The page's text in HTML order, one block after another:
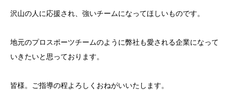
沢山の人に応援され、強いチームになってほしいものです。
地元のプロスポーツチームのように弊社も愛される企業になって
いきたいと思っております。
皆様。ご指導の程よろしくおねがいいたします。